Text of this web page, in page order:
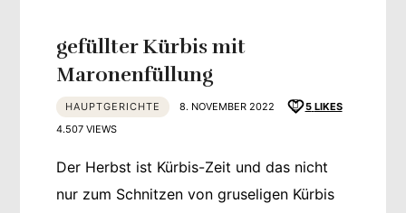
gefüllter Kürbis mit
Maronenfüllung
HAUPTGERICHTE 8. NOVEMBER 2022 5 LIKES
4.507 VIEWS
Der Herbst ist Kürbis-Zeit und das nicht
nur zum Schnitzen von gruseligen Kürbis